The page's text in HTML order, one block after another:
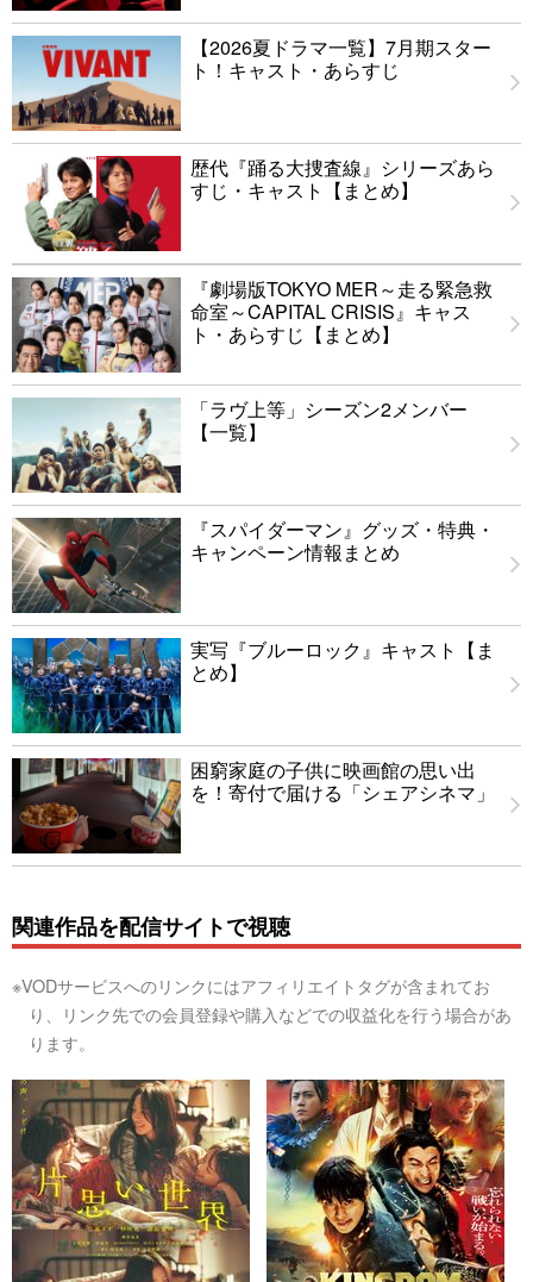
【2026夏ドラマ一覧】7月期スター
ト！キャスト・あらすじ
歴代『踊る大捜査線』シリーズあら
すじ・キャスト【まとめ】
『劇場版TOKYO MER～走る緊急救
命室～CAPITAL CRISIS』キャス
ト・あらすじ【まとめ】
「ラヴ上等」シーズン2メンバー
【一覧】
『スパイダーマン』グッズ・特典・
キャンペーン情報まとめ
実写『ブルーロック』キャスト【ま
とめ】
困窮家庭の子供に映画館の思い出
を！寄付で届ける「シェアシネマ」
関連作品を配信サイトで視聴
※VODサービスへのリンクにはアフィリエイトタグが含まれてお
り、リンク先での会員登録や購入などでの収益化を行う場合があ
ります。